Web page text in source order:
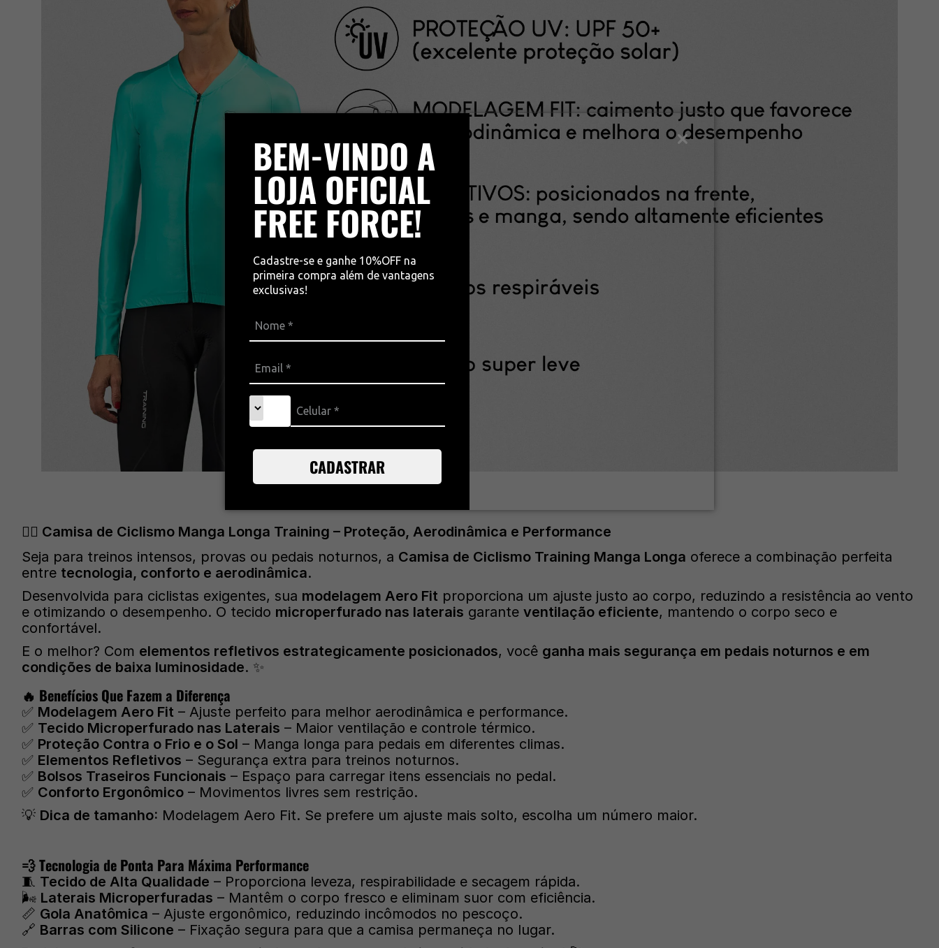
BEM-VINDO A
LOJA OFICIAL
FREE FORCE!
Cadastre-se e ganhe 10%OFF na
primeira compra além de vantagens
exclusivas!
CADASTRAR
🚴‍♂️ Camisa de Ciclismo Manga Longa Training – Proteção, Aerodinâmica e Performance
Seja para treinos intensos, provas ou pedais noturnos, a Camisa de Ciclismo Training Manga Longa oferece a combinação perfeita
entre tecnologia, conforto e aerodinâmica.
Desenvolvida para ciclistas exigentes, sua modelagem Aero Fit proporciona um ajuste justo ao corpo, reduzindo a resistência ao vento
e otimizando o desempenho. O tecido microperfurado nas laterais garante ventilação eficiente, mantendo o corpo seco e
confortável.
E o melhor? Com elementos refletivos estrategicamente posicionados, você ganha mais segurança em pedais noturnos e em
condições de baixa luminosidade. ✨
🔥 Benefícios Que Fazem a Diferença
✅ Modelagem Aero Fit – Ajuste perfeito para melhor aerodinâmica e performance.
✅ Tecido Microperfurado nas Laterais – Maior ventilação e controle térmico.
✅ Proteção Contra o Frio e o Sol – Manga longa para pedais em diferentes climas.
✅ Elementos Refletivos – Segurança extra para treinos noturnos.
✅ Bolsos Traseiros Funcionais – Espaço para carregar itens essenciais no pedal.
✅ Conforto Ergonômico – Movimentos livres sem restrição.
💡 Dica de tamanho: Modelagem Aero Fit. Se prefere um ajuste mais solto, escolha um número maior.
💨 Tecnologia de Ponta Para Máxima Performance
🧵 Tecido de Alta Qualidade – Proporciona leveza, respirabilidade e secagem rápida.
🌬️ Laterais Microperfuradas – Mantêm o corpo fresco e eliminam suor com eficiência.
📏 Gola Anatômica – Ajuste ergonômico, reduzindo incômodos no pescoço.
🔗 Barras com Silicone – Fixação segura para que a camisa permaneça no lugar.